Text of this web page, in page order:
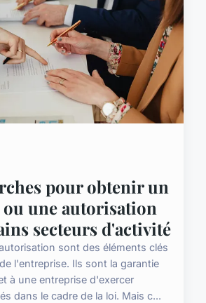
pour obtenir un
une autorisation
secteurs d'activité
sont des éléments clés
l'entreprise. Ils sont la garantie
à une entreprise d'exercer
dans le cadre de la loi. Mais c...